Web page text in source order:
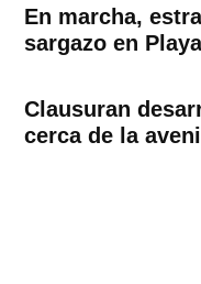
En marcha,
sargazo en
Clausuran
cerca de la